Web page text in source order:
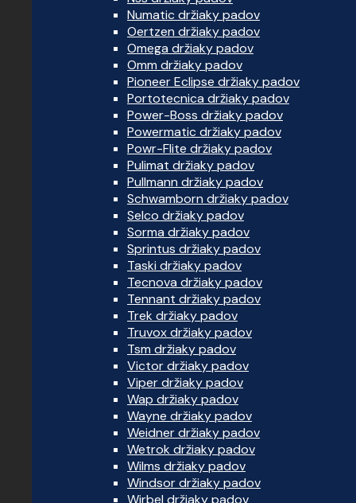
Numatic držiaky padov
Oertzen držiaky padov
Omega držiaky padov
Omm držiaky padov
Pioneer Eclipse držiaky padov
Portotecnica držiaky padov
Power-Boss držiaky padov
Powermatic držiaky padov
Powr-Flite držiaky padov
Pulimat držiaky padov
Pullmann držiaky padov
Schwamborn držiaky padov
Selco držiaky padov
Sorma držiaky padov
Sprintus držiaky padov
Taski držiaky padov
Tecnova držiaky padov
Tennant držiaky padov
Trek držiaky padov
Truvox držiaky padov
Tsm držiaky padov
Victor držiaky padov
Viper držiaky padov
Wap držiaky padov
Wayne držiaky padov
Weidner držiaky padov
Wetrok držiaky padov
Wilms držiaky padov
Windsor držiaky padov
Wirbel držiaky padov